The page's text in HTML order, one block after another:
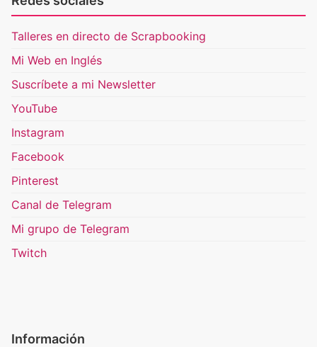
Talleres en directo de Scrapbooking
Mi Web en Inglés
Suscríbete a mi Newsletter
YouTube
Instagram
Facebook
Pinterest
Canal de Telegram
Mi grupo de Telegram
Twitch
Información